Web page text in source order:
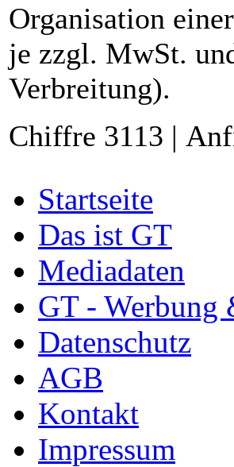
Organisation
je zzgl. MwSt.
Verbreitung).
Chiffre 3113 |
Startseite
Das ist GT
Mediadaten
GT -
Datenschutz
AGB
Kontakt
Impressum